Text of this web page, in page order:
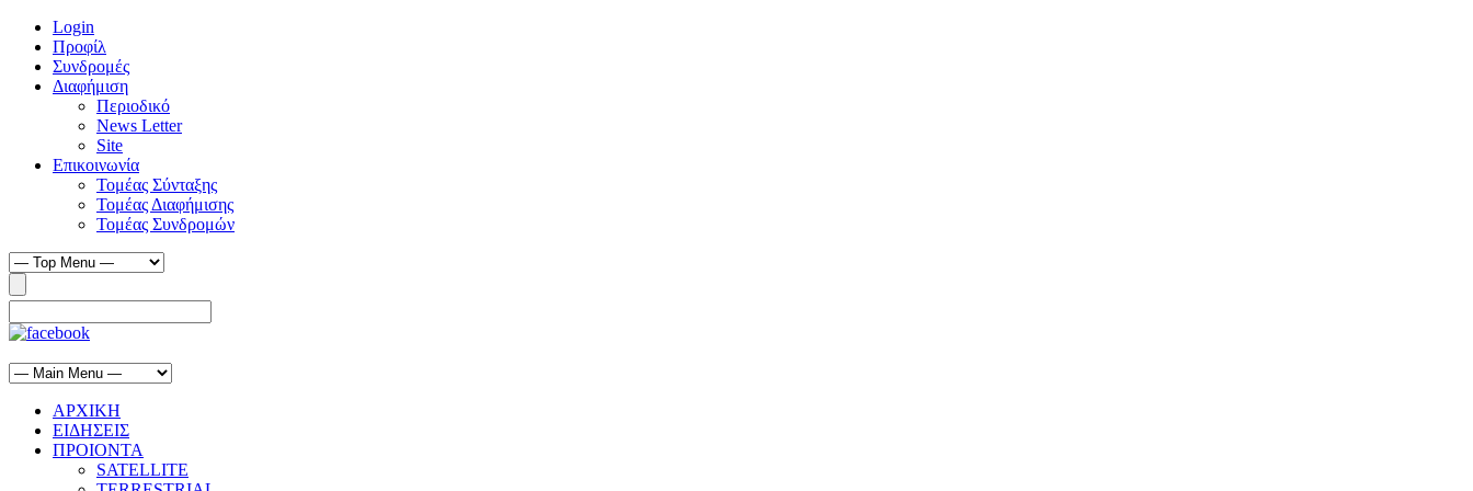
Login
Προφίλ
Συνδρομές
Διαφήμιση
Περιοδικό
News Letter
Site
Επικοινωνία
Τομέας Σύνταξης
Τομέας Διαφήμισης
Τομέας Συνδρομών
ΑΡΧΙΚΗ
ΕΙΔΗΣΕΙΣ
ΠΡΟΙΟΝΤΑ
SATELLITE